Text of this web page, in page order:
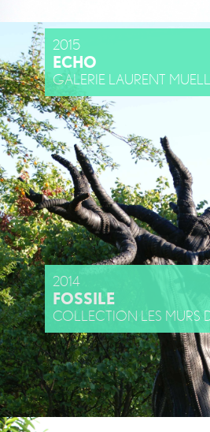
2015
ECHO
GALERIE LAURENT
2014
FOSSILE
COLLECTION LES MURS